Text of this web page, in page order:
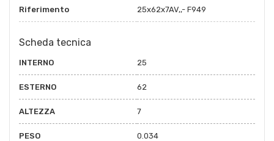
Riferimento 25x62x7AV,,- F949
Scheda tecnica
INTERNO 25
ESTERNO 62
ALTEZZA 7
PESO 0.034